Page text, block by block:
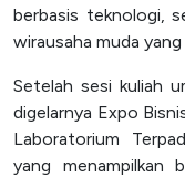
SPEAK
Satgas PPKPT
Laporan Keuangan
berbasis teknologi,
wirausaha muda
Setelah sesi kuliah
digelarnya Expo
Laboratorium
yang menampilkan